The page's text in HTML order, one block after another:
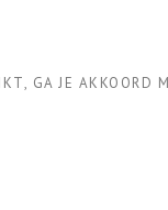
GA JE AKKOORD